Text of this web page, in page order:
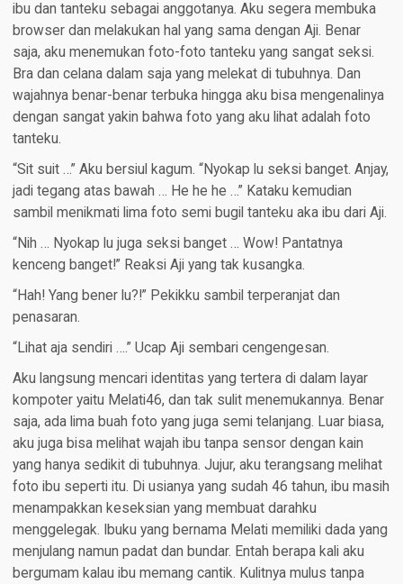
ibu dan tanteku sebagai anggotanya. Aku segera membuka
browser dan melakukan hal yang sama dengan Aji. Benar
saja, aku menemukan foto-foto tanteku yang sangat seksi.
Bra dan celana dalam saja yang melekat di tubuhnya. Dan
wajahnya benar-benar terbuka hingga aku bisa mengenalinya
dengan sangat yakin bahwa foto yang aku lihat adalah foto
tanteku.
“Sit suit …” Aku bersiul kagum. “Nyokap lu seksi banget. Anjay,
jadi tegang atas bawah … He he he …” Kataku kemudian
sambil menikmati lima foto semi bugil tanteku aka ibu dari Aji.
“Nih … Nyokap lu juga seksi banget … Wow! Pantatnya
kenceng banget!” Reaksi Aji yang tak kusangka.
“Hah! Yang bener lu?!” Pekikku sambil terperanjat dan
penasaran.
“Lihat aja sendiri ….” Ucap Aji sembari cengengesan.
Aku langsung mencari identitas yang tertera di dalam layar
kompoter yaitu Melati46, dan tak sulit menemukannya. Benar
saja, ada lima buah foto yang juga semi telanjang. Luar biasa,
aku juga bisa melihat wajah ibu tanpa sensor dengan kain
yang hanya sedikit di tubuhnya. Jujur, aku terangsang melihat
foto ibu seperti itu. Di usianya yang sudah 46 tahun, ibu masih
menampakkan keseksian yang membuat darahku
menggelegak. Ibuku yang bernama Melati memiliki dada yang
menjulang namun padat dan bundar. Entah berapa kali aku
bergumam kalau ibu memang cantik. Kulitnya mulus tanpa